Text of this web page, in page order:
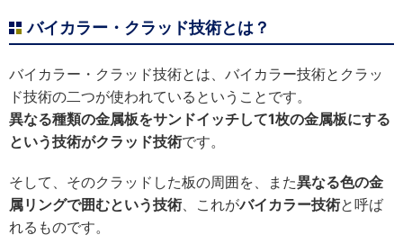
バイカラー・クラッド技術とは？
バイカラー・クラッド技術とは、バイカラー技術とクラッ
ド技術の二つが使われているということです。
異なる種類の金属板をサンドイッチして1枚の金属板にする
という技術がクラッド技術です。
そして、そのクラッドした板の周囲を、また異なる色の金
属リングで囲むという技術、これがバイカラー技術と呼ば
れるものです。